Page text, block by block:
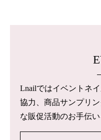
Lnailではイベントネ
協力、商品サンプリ
な販促活動のお手伝い